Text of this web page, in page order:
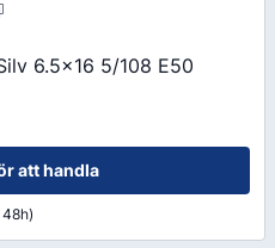
6.5x16 5/108 E50
att handla